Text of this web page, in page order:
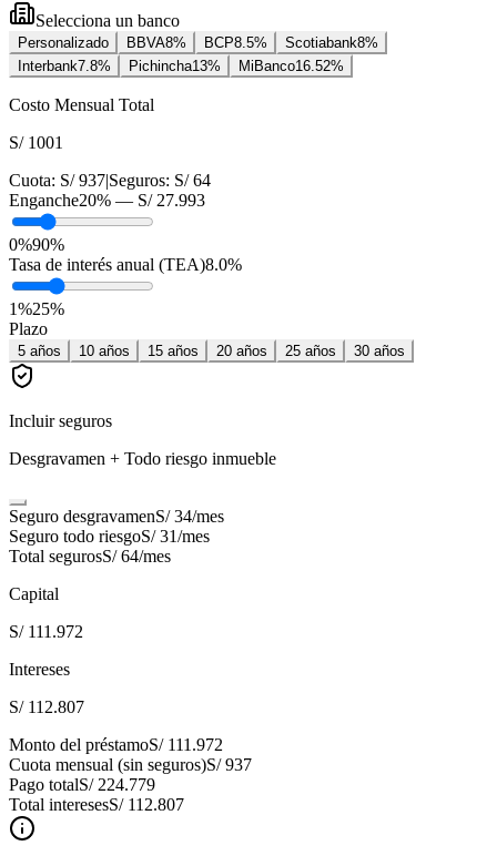
Selecciona un banco
Personalizado BBVA8% BCP8.5% Scotiabank8%
Interbank7.8% Pichincha13% MiBanco16.52%
Costo Mensual Total
S/ 1001
Cuota: S/ 937|Seguros: S/ 64
Enganche20% — S/ 27.993
0%90%
Tasa de interés anual (TEA)8.0%
1%25%
Plazo
5 años 10 años 15 años 20 años 25 años 30 años
Incluir seguros
Desgravamen + Todo riesgo inmueble
Seguro desgravamenS/ 34/mes
Seguro todo riesgoS/ 31/mes
Total segurosS/ 64/mes
Capital
S/ 111.972
Intereses
S/ 112.807
Monto del préstamoS/ 111.972
Cuota mensual (sin seguros)S/ 937
Pago totalS/ 224.779
Total interesesS/ 112.807